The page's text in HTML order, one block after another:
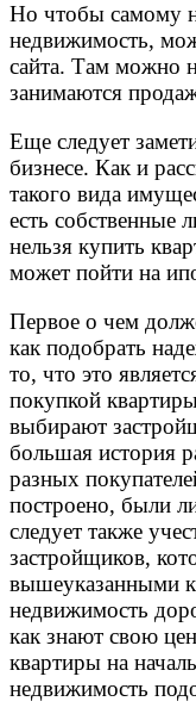
Но чтобы самому
недвижимость,
сайта. Там можно
занимаются
Еще следует
бизнесе. Как и
такого вида
есть собственные
нельзя купить
может пойти на
Первое о чем
как подобрать
то, что это
покупкой
выбирают
большая история
разных
построено, были
следует также
застройщиков,
вышеуказанными
недвижимость
как знают свою
квартиры на
недвижимость